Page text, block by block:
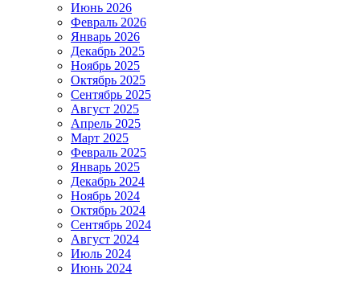
Июнь 2026
Февраль 2026
Январь 2026
Декабрь 2025
Ноябрь 2025
Октябрь 2025
Сентябрь 2025
Август 2025
Апрель 2025
Март 2025
Февраль 2025
Январь 2025
Декабрь 2024
Ноябрь 2024
Октябрь 2024
Сентябрь 2024
Август 2024
Июль 2024
Июнь 2024